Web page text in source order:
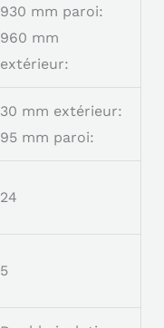
930 mm paroi:
960 mm
extérieur:
30 mm extérieur:
95 mm paroi:
24
5